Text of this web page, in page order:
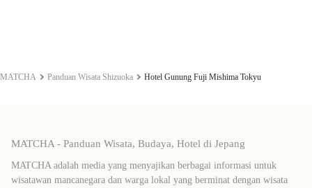
MATCHA Panduan Wisata Shizuoka Hotel Gunung Fuji Mishima Tokyu
MATCHA - Panduan Wisata, Budaya, Hotel di Jepang
MATCHA adalah media yang menyajikan berbagai informasi untuk
wisatawan mancanegara dan warga lokal yang berminat dengan wisata